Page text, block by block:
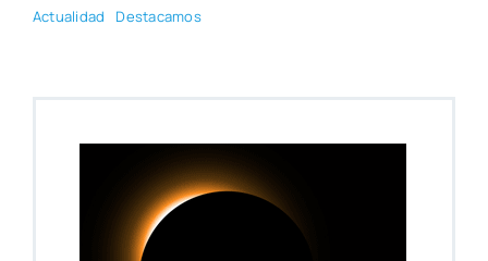
Actua­li­dad Des­ta­ca­mos